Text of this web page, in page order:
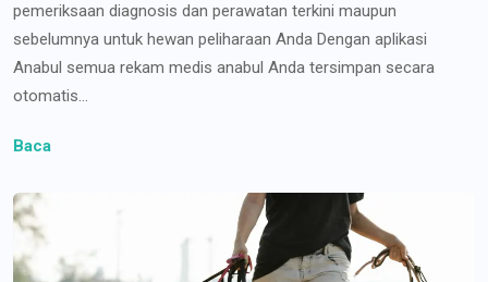
pemeriksaan diagnosis dan perawatan terkini maupun
sebelumnya untuk hewan peliharaan Anda Dengan aplikasi
Anabul semua rekam medis anabul Anda tersimpan secara
otomatis...
Baca